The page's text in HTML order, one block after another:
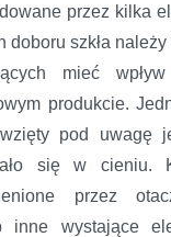
przez kilka
doboru szkła
mieć
produkcie.
pod uwagę
się w cieniu.
przez
inne wystające